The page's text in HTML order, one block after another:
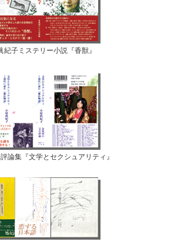
紀子ミステリー小説『香獣』
論集『文学とセクシュアリティ』